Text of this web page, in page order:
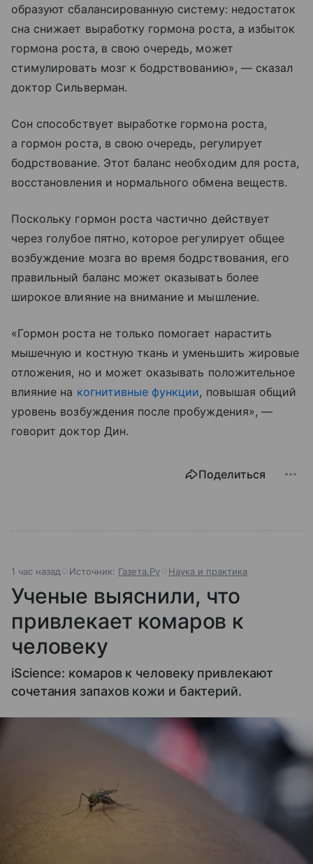
образуют сбалансированную систему: недостаток
сна снижает выработку гормона роста, а избыток
гормона роста, в свою очередь, может
стимулировать мозг к бодрствованию», — сказал
доктор Сильверман.
Сон способствует выработке гормона роста,
а гормон роста, в свою очередь, регулирует
бодрствование. Этот баланс необходим для роста,
восстановления и нормального обмена веществ.
Поскольку гормон роста частично действует
через голубое пятно, которое регулирует общее
возбуждение мозга во время бодрствования, его
правильный баланс может оказывать более
широкое влияние на внимание и мышление.
«Гормон роста не только помогает нарастить
мышечную и костную ткань и уменьшить жировые
отложения, но и может оказывать положительное
влияние на когнитивные функции, повышая общий
уровень возбуждения после пробуждения», —
говорит доктор Дин.
Поделиться
1 час назад Источник: Газета.Ру Наука и практика
Ученые выяснили, что
привлекает комаров к
человеку
iScience: комаров к человеку привлекают
сочетания запахов кожи и бактерий.